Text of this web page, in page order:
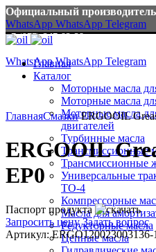
Официальный производитель
WhatsApp WhatsApp Telegram
+7 (977) 347-83-38
WhatsApp WhatsApp Telegram
+7 (977) 347-83-38
Главная
Каталог
Моторные масла
Моторные масла
Моторные масла
двигателей
Турбинные масла
Трансмиссионные
Трансмиссионные
Универсальные
ТО-4
Компрессорные
Масла для
Редукторные масла
Цепные масла
ГлавнаяСмазкиERGOOIL
ERGOOIL
EP0
Паспорт продукта
Запросить цену Задать вопрос
Артикул:ERGO120023003136-